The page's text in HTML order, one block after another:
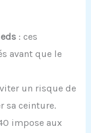
: ces
avant que le
un risque de
sa ceinture.
impose aux